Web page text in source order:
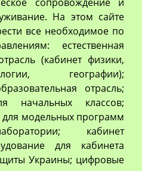
На этом сайте
все необходимое по
естественная
(кабинет физики,
географии);
отрасль;
начальных классов;
для модельных программ
кабинет
для кабинета
Украины; цифровые